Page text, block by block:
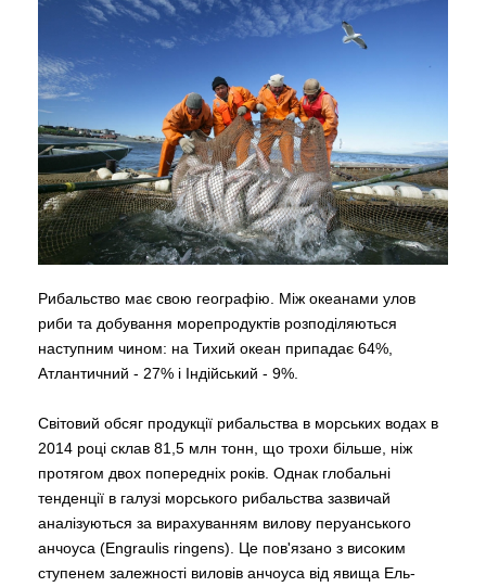
Рибальство має свою географію. Між океанами улов
риби та добування морепродуктів розподіляються
наступним чином: на Тихий океан припадає 64%,
Атлантичний - 27% і Індійський - 9%.
Світовий обсяг продукції рибальства в морських водах в
2014 році склав 81,5 млн тонн, що трохи більше, ніж
протягом двох попередніх років. Однак глобальні
тенденції в галузі морського рибальства зазвичай
аналізуються за вирахуванням вилову перуанського
анчоуса (Engraulis ringens). Це пов'язано з високим
ступенем залежності виловів анчоуса від явища Ель-